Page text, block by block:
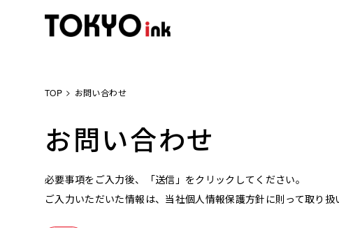
TOP お問い合わせ
お問い合わせ
必要事項をご入力後、「送信」をクリックしてください。
ご入力いただいた情報は、当社個人情報保護方針に則って取り扱